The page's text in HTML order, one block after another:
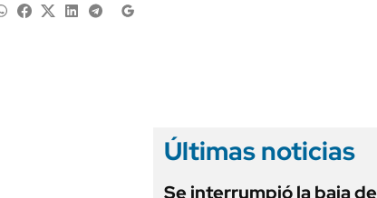
Últimas noticias
Se interrumpió la baja de